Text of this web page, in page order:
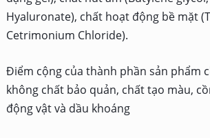
Hyaluronate), chất hoạt động bề mặt
Cetrimonium Chloride).
Điểm cộng của thành phần sản phẩm
không chất bảo quản, chất tạo màu,
động vật và dầu khoáng